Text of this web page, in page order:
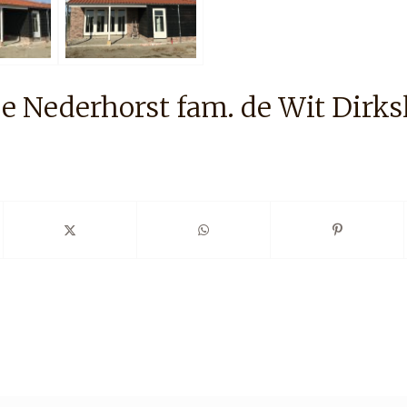
Nederhorst fam. de Wit